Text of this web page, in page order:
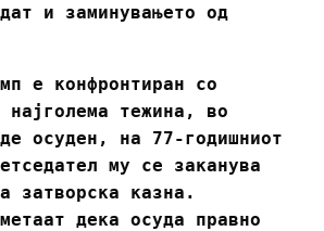
и заминувањето од
е конфронтиран со
најголема тежина, во
осуден, на 77-годишниот
му се заканува
затворска казна.
дека осуда правно